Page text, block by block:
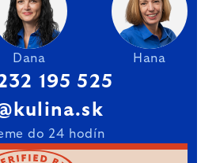
Dana Hana
195 525
do 24 hodín